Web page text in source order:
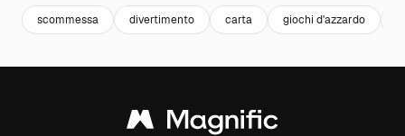
scommessa divertimento carta giochi d'azzardo